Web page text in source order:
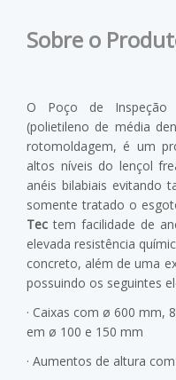
Sobre o
O Poço de Inspeção
(polietileno de média
rotomoldagem, é um
altos níveis do lençol
anéis bilabiais evitando
somente tratado o
Tec tem facilidade de
elevada resistência
concreto, além de uma
possuindo os seguintes
· Caixas com ø 600 mm,
em ø 100 e 150 mm
· Aumentos de altura